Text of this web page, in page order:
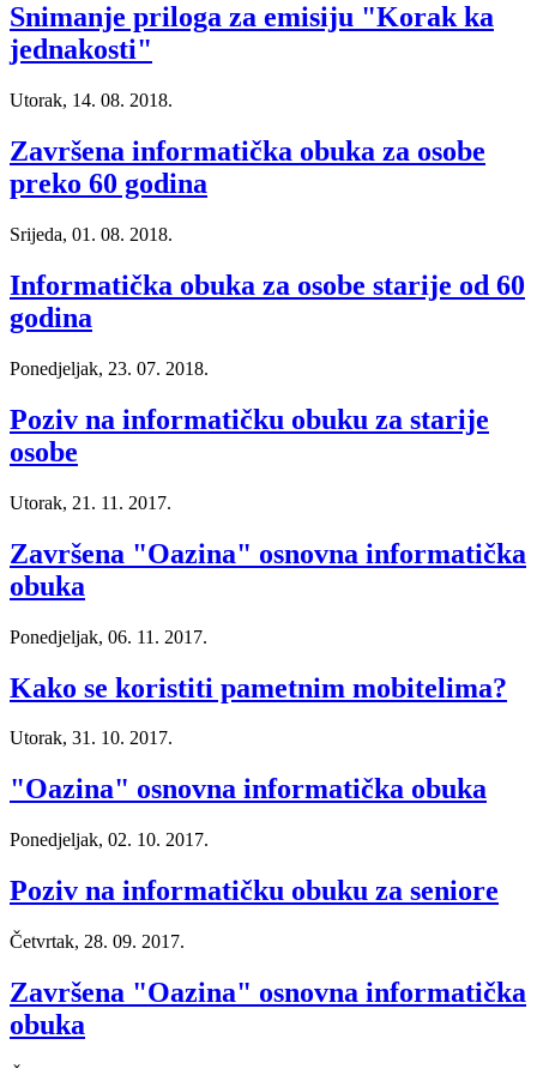
Snimanje priloga za emisiju "Korak ka
jednakosti"
Utorak, 14. 08. 2018.
Završena informatička obuka za osobe
preko 60 godina
Srijeda, 01. 08. 2018.
Informatička obuka za osobe starije od 60
godina
Ponedjeljak, 23. 07. 2018.
Poziv na informatičku obuku za starije
osobe
Utorak, 21. 11. 2017.
Završena "Oazina" osnovna informatička
obuka
Ponedjeljak, 06. 11. 2017.
Kako se koristiti pametnim mobitelima?
Utorak, 31. 10. 2017.
"Oazina" osnovna informatička obuka
Ponedjeljak, 02. 10. 2017.
Poziv na informatičku obuku za seniore
Četvrtak, 28. 09. 2017.
Završena "Oazina" osnovna informatička
obuka